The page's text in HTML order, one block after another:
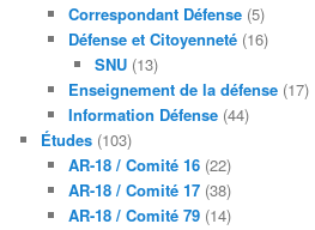
Correspondant Défense(5)
Défense et Citoyenneté(16)
SNU (13)
Enseignement de la défense(17)
Information Défense(44)
Études (103)
AR-18 / Comité 16(22)
AR-18 / Comité 17(38)
AR-18 / Comité 79(14)